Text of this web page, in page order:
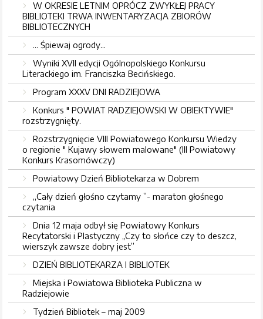
W OKRESIE LETNIM OPRÓCZ ZWYKŁEJ PRACY
BIBLIOTEKI TRWA INWENTARYZACJA ZBIORÓW
BIBLIOTECZNYCH
... Śpiewaj ogrody...
Wyniki XVII edycji Ogólnopolskiego Konkursu
Literackiego im. Franciszka Becińskiego.
Program XXXV DNI RADZIEJOWA
Konkurs " POWIAT RADZIEJOWSKI W OBIEKTYWIE"
rozstrzygnięty.
Rozstrzygnięcie VIII Powiatowego Konkursu Wiedzy
o regionie " Kujawy słowem malowane" (III Powiatowy
Konkurs Krasomówczy)
Powiatowy Dzień Bibliotekarza w Dobrem
„Cały dzień głośno czytamy ”- maraton głośnego
czytania
Dnia 12 maja odbył się Powiatowy Konkurs
Recytatorski i Plastyczny „Czy to słońce czy to deszcz,
wierszyk zawsze dobry jest”
DZIEŃ BIBLIOTEKARZA I BIBLIOTEK
Miejska i Powiatowa Biblioteka Publiczna w
Radziejowie
Tydzień Bibliotek – maj 2009